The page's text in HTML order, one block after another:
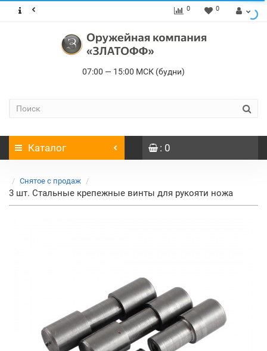
0 0
07:00 — 15:00 МСК (будни)
Каталог : 0
Снятое с продаж
3 шт. Стальные крепежные винты для рукояти ножа